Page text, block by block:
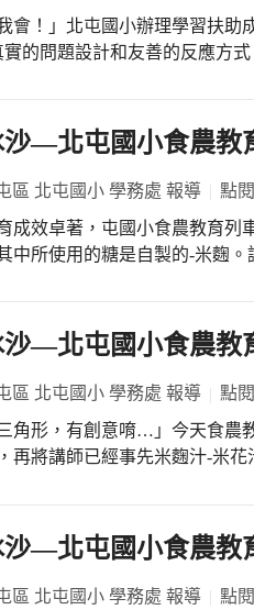
會！」北屯國小辦理學習扶
的問題設計和友善的反應方
—北屯國小食農教
區 北屯國小 學務處 報導 點
成效卓著，屯國小食農教育列
中所使用的糖是自製的-米麴
切水果、製冰沙，先來看看大
—北屯國小食農教
區 北屯國小 學務處 報導 點
角形，有創意唷…」今天食農
再將講師已經事先米麴汁-米
—北屯國小食農教
區 北屯國小 學務處 報導 點